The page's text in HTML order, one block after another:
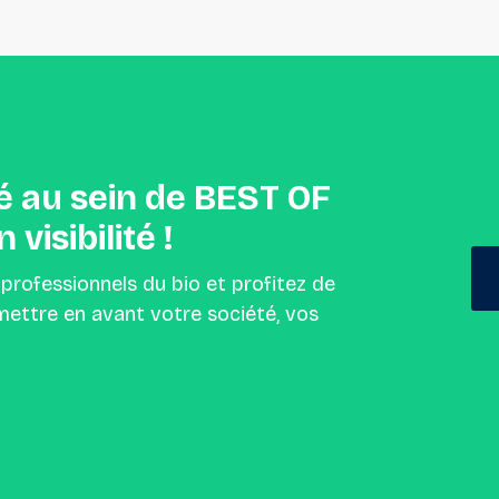
au sein de BEST OF
visibilité !
du bio et profitez de
en avant votre société, vos